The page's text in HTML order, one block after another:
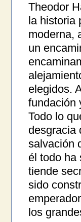
Theodor
la historia
moderna,
un
elegidos.
fundación
Todo lo
desgracia
salvación
él todo ha
tiende
sido
los